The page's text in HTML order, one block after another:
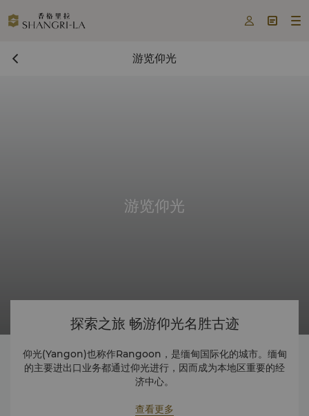
  
游览仰光
游览仰光
探索之旅 畅游仰光名胜古迹
仰光(Yangon)也称作Rangoon，是缅甸国际化的城市。缅甸
的主要进出口业务都通过仰光进行，因而成为本地区重要的经
济中心。
查看更多